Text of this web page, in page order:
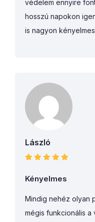
védelem ennyire
hosszú napokon
is nagyon
László
Kényelmes
Mindig nehéz olyan
mégis funkcionális a